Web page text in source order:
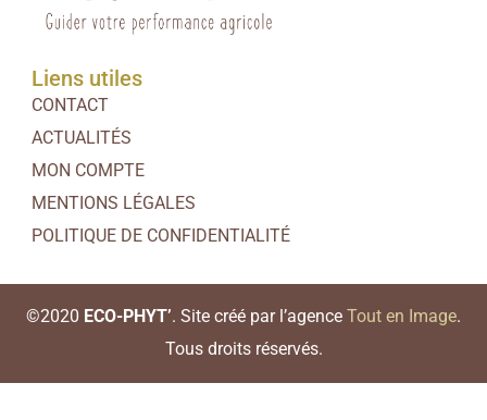
Liens utiles
CONTACT
ACTUALITÉS
MON COMPTE
MENTIONS LÉGALES
POLITIQUE DE CONFIDENTIALITÉ
©2020 ECO-PHYT’. Site créé par l’agence Tout en Image.
Tous droits réservés.